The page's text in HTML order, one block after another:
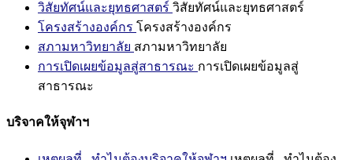
วิสัยทัศน์และยุทธศาสตร์ วิสัยทัศน์และยุทธศาสตร์
โครงสร้างองค์กร โครงสร้างองค์กร
สภามหาวิทยาลัย สภามหาวิทยาลัย
การเปิดเผยข้อมูลสู่สาธารณะ การเปิดเผยข้อมูลสู่
สาธารณะ
บริจาคให้จุฬาฯ